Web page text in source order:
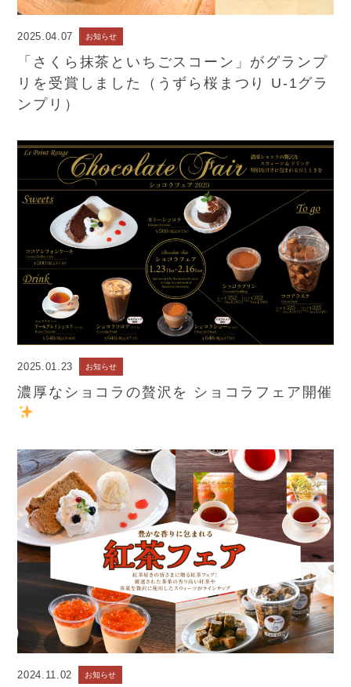
2025.04.07 お知らせ
「さくら抹茶といちごスコーン」がグランプ
リを受賞しました（うずら桜まつり U-1グラ
ンプリ）
2025.01.23 お知らせ
濃厚なショコラの贅沢を ショコラフェア開催
2024.11.02 お知らせ